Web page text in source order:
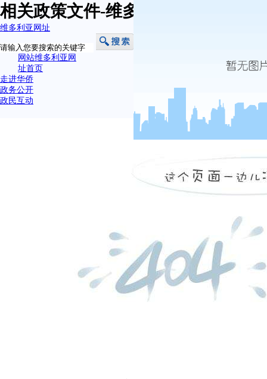
相关政策文件-维多利亚网址
维多利亚网址
网站维多利亚网
址首页
走进华侨
政务公开
政民互动